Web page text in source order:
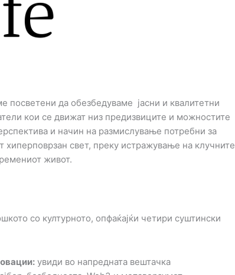
посветени да обезбедуваме јасни и квалитетни
кои се движат низ предизвиците и можностите
и начин на размислување потребни за
хиперповрзан свет, преку истражување на клучните
живот.
со културното, опфаќајќи четири суштински
увиди во напредната вештачка